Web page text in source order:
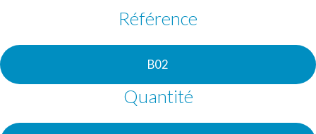
Référence
B02
Quantité